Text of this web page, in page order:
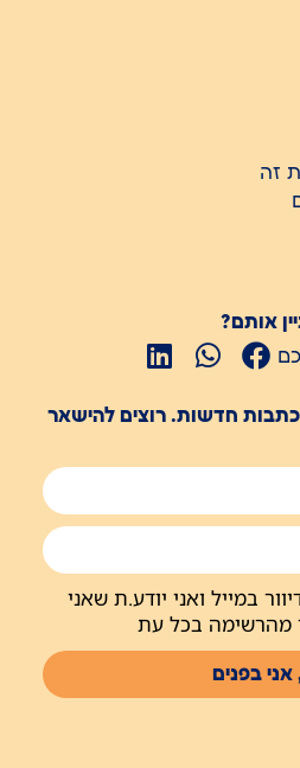
זה
אותם?
חדשות. רוצים להישאר
במייל ואני יודע.ת שאני
מהרשימה בכל עת
אני בפנים